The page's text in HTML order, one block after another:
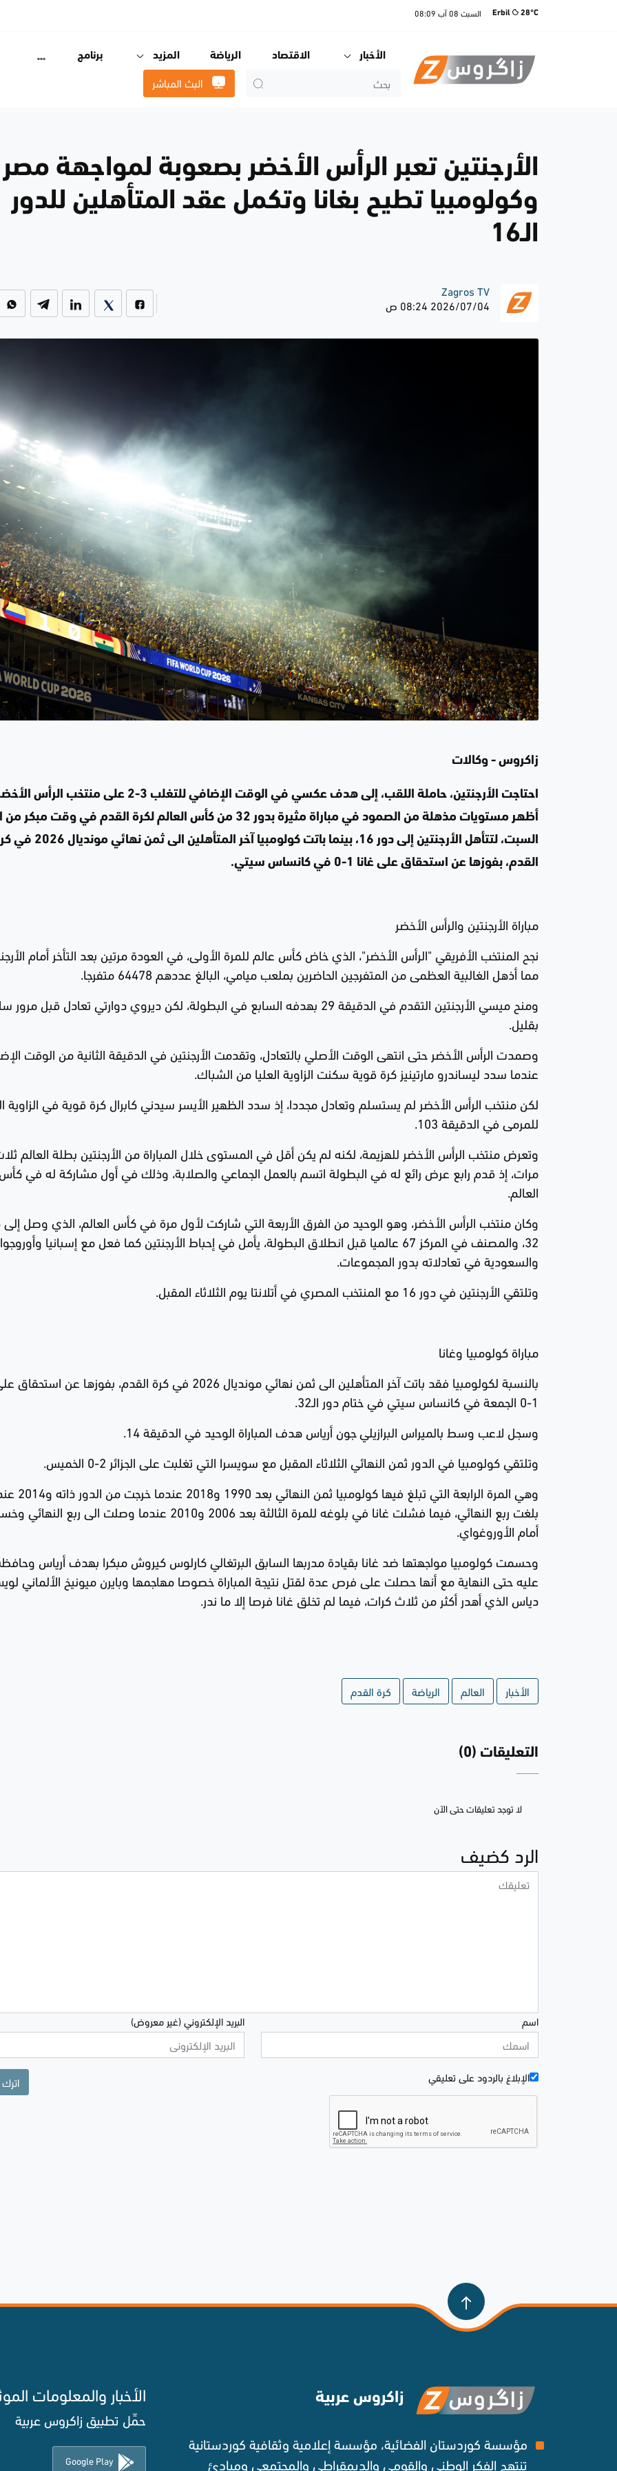
Erbil 28°C السبت 08 آب 08:09
الأخبار الاقتصاد الرياضة المزيد برنامج
البث المباشر
الأرجنتين تعبر الرأس الأخضر بصعوبة لمواجهة مصر
وكولومبيا تطيح بغانا وتكمل عقد المتأهلين للدور
الـ16
Zagros TV
2026/07/04 08:24 ص
زاكروس - وكالات
احتاجت الأرجنتين، حاملة اللقب، إلى هدف عكسي في الوقت الإضافي للتغلب 3-2 على
أظهر مستويات مذهلة من الصمود في مباراة مثيرة بدور 32 من كأس العالم لكرة القدم في وقت
السبت، لتتأهل الأرجنتين إلى دور 16، بينما باتت كولومبيا آخر المتأهلين الى ثمن
القدم، بفوزها عن استحقاق على غانا 1-0 في كانساس سيتي.
مباراة الأرجنتين والرأس الأخضر
نجح المنتخب الأفريقي "الرأس الأخضر"، الذي خاض كأس عالم للمرة الأولى، في العودة مرتين بعد التأخر أمام
مما أذهل الغالبية العظمى من المتفرجين الحاضرين بملعب ميامي، البالغ عددهم 64478 متفرجا.
ومنح ميسي الأرجنتين التقدم في الدقيقة 29 بهدفه السابع في البطولة، لكن ديروي دوارتي تعادل قبل
بقليل.
وصمدت الرأس الأخضر حتى انتهى الوقت الأصلي بالتعادل، وتقدمت الأرجنتين في الدقيقة الثانية من الوقت
عندما سدد ليساندرو مارتينيز كرة قوية سكنت الزاوية العليا من الشباك.
لكن منتخب الرأس الأخضر لم يستسلم وتعادل مجددا، إذ سدد الظهير الأيسر سيدني كابرال كرة قوية في الزاوية
للمرمى في الدقيقة 103.
وتعرض منتخب الرأس الأخضر للهزيمة، لكنه لم يكن أقل في المستوى خلال المباراة من الأرجنتين بطلة العالم
مرات، إذ قدم رابع عرض رائع له في البطولة اتسم بالعمل الجماعي والصلابة، وذلك في أول مشاركة له في
العالم.
وكان منتخب الرأس الأخضر، وهو الوحيد من الفرق الأربعة التي شاركت لأول مرة في كأس العالم، الذي وصل إلى
32، والمصنف في المركز 67 عالميا قبل انطلاق البطولة، يأمل في إحباط الأرجنتين كما فعل مع إسبانيا
والسعودية في تعادلاته بدور المجموعات.
وتلتقي الأرجنتين في دور 16 مع المنتخب المصري في أتلانتا يوم الثلاثاء المقبل.
مباراة كولومبيا وغانا
بالنسبة لكولومبيا فقد باتت آخر المتأهلين الى ثمن نهائي مونديال 2026 في كرة القدم، بفوزها عن
1-0 الجمعة في كانساس سيتي في ختام دور الـ32.
وسجل لاعب وسط بالميراس البرازيلي جون أرياس هدف المباراة الوحيد في الدقيقة 14.
وتلتقي كولومبيا في الدور ثمن النهائي الثلاثاء المقبل مع سويسرا التي تغلبت على الجزائر 2-0 الخميس.
وهي المرة الرابعة التي تبلغ فيها
بلغت ربع النهائي، فيما فشلت غانا في بلوغه للمرة الثالثة بعد 2006 و2010 عندما وصلت الى ربع
أمام الأوروغواي.
وحسمت كولومبيا مواجهتها ضد غانا بقيادة مدربها السابق البرتغالي كارلوس كيروش مبكرا بهدف أرياس
عليه حتى النهاية مع أنها حصلت على فرص عدة لقتل نتيجة المباراة خصوصا مهاجمها وبايرن ميونيخ الألماني
دياس الذي أهدر أكثر من ثلاث كرات، فيما لم تخلق غانا فرصا إلا ما ندر.
الأخبار العالم الرياضة كرة القدم
التعليقات (0)
لا توجد تعليقات حتى الآن
الرد كضيف
اسم البريد الإلكتروني (غير معروض)
الإبلاغ بالردود علی تعليقي
زاكروس عربية
مؤسسة كوردستان الفضائية، مؤسسة إعلامية وثقافية كوردستانية
تنتهج الفكر الوطني والقومي والديمقراطي والمجتمعي ومبادئ
الأخبار والمعلومات
حمِّل تطبيق زاكروس عربية
Google Play